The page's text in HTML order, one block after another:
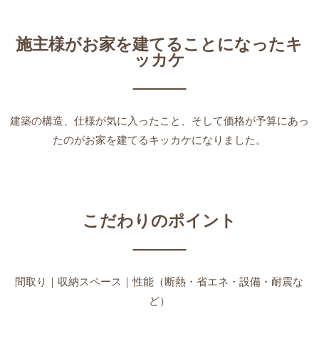
施主様がお家を建てることになったキ
ッカケ
建築の構造、仕様が気に入ったこと、そして価格が予算にあっ
たのがお家を建てるキッカケになりました。
こだわりのポイント
間取り｜収納スペース｜性能（断熱・省エネ・設備・耐震な
ど）